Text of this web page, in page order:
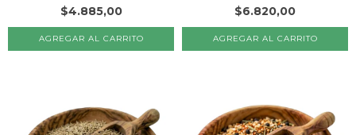
$4.885,00 $6.820,00